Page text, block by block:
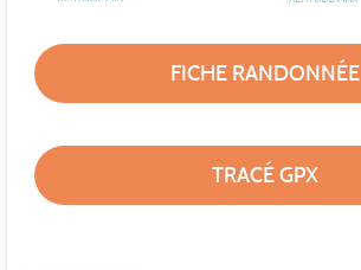
FICHE RANDONNÉE
TRACÉ GPX